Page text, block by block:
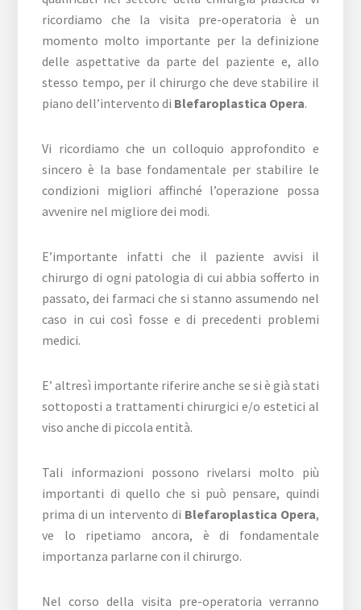
ricordiamo che la visita pre-operatoria è un
momento molto importante per la definizione
delle aspettative da parte del paziente e, allo
stesso tempo, per il chirurgo che deve stabilire il
piano dell’intervento di Blefaroplastica Opera.
Vi ricordiamo che un colloquio approfondito e
sincero è la base fondamentale per stabilire le
condizioni migliori affinché l’operazione possa
avvenire nel migliore dei modi.
E’importante infatti che il paziente avvisi il
chirurgo di ogni patologia di cui abbia sofferto in
passato, dei farmaci che si stanno assumendo nel
caso in cui così fosse e di precedenti problemi
medici.
E’ altresì importante riferire anche se si è già stati
sottoposti a trattamenti chirurgici e/o estetici al
viso anche di piccola entità.
Tali informazioni possono rivelarsi molto più
importanti di quello che si può pensare, quindi
prima di un intervento di Blefaroplastica Opera,
ve lo ripetiamo ancora, è di fondamentale
importanza parlarne con il chirurgo.
Nel corso della visita pre-operatoria verranno